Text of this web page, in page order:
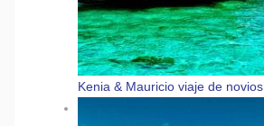
Kenia & Mauricio viaje de novios